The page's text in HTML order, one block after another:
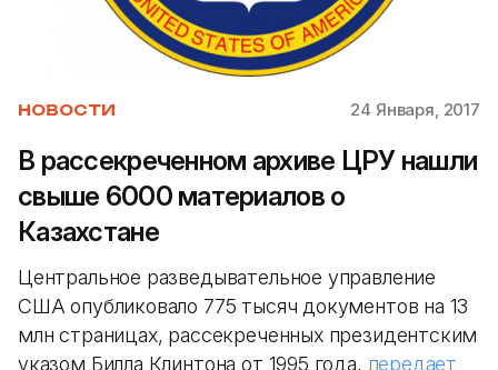
НОВОСТИ 24 Января, 2017
В рассекреченном архиве ЦРУ нашли
свыше 6000 материалов о
Казахстане
Центральное разведывательное управление
США опубликовало 775 тысяч документов на 13
млн страницах, рассекреченных президентским
указом Билла Клинтона от 1995 года, передает